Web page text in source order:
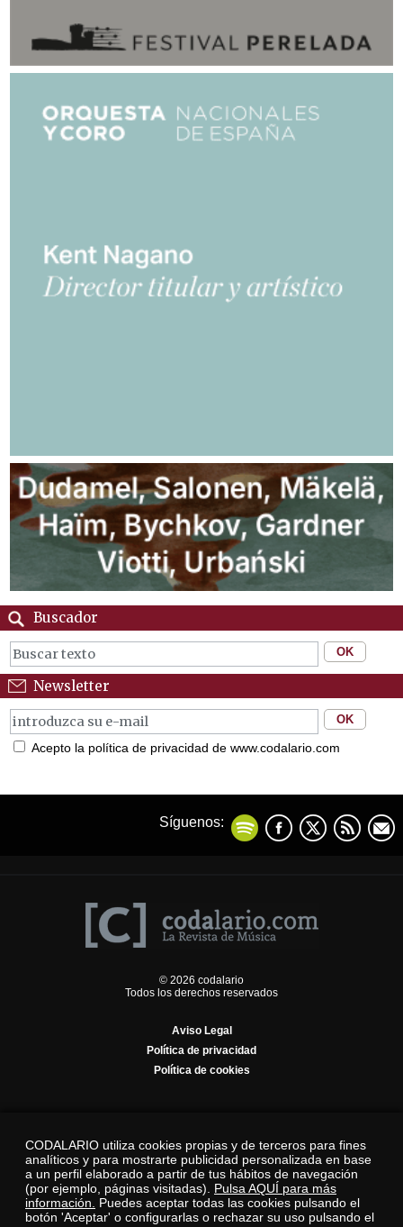
Buscador
Newsletter
Acepto la política de privacidad de www.codalario.com
Síguenos:
© 2026 codalario
Todos los derechos reservados
Aviso Legal
Política de privacidad
Política de cookies
CODALARIO utiliza cookies propias y de terceros para fines
analíticos y para mostrarte publicidad personalizada en base
a un perfil elaborado a partir de tus hábitos de navegación
(por ejemplo, páginas visitadas). Pulsa AQUÍ para más
información.
Puedes aceptar todas las cookies pulsando el
botón 'Aceptar' o configurarlas o rechazar su uso pulsando el